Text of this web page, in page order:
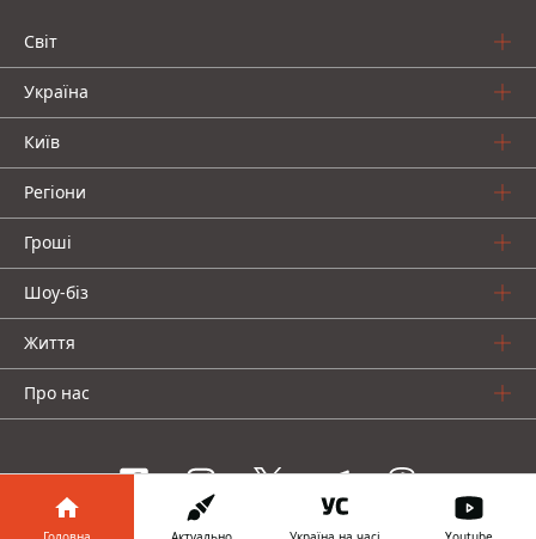
Світ
Україна
Київ
Регіони
Гроші
Шоу-біз
Життя
Про нас